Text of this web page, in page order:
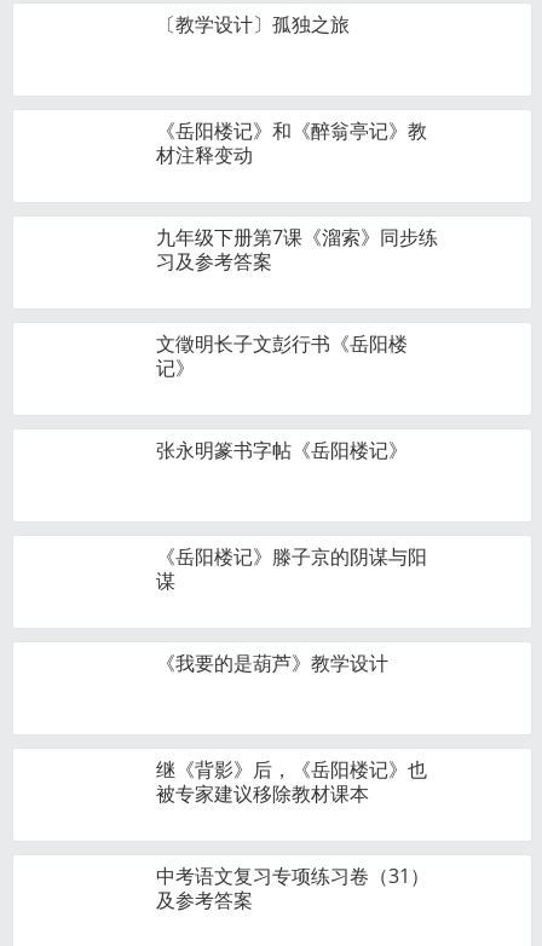
〔教学设计〕孤独之旅
《岳阳楼记》和《醉翁亭记》教
材注释变动
九年级下册第7课《溜索》同步练
习及参考答案
文徵明长子文彭行书《岳阳楼
记》
张永明篆书字帖《岳阳楼记》
《岳阳楼记》滕子京的阴谋与阳
谋
《我要的是葫芦》教学设计
继《背影》后，《岳阳楼记》也
被专家建议移除教材课本
中考语文复习专项练习卷（31）
及参考答案